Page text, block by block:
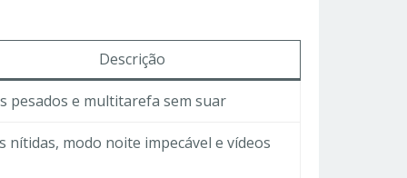
Descrição
pesados e multitarefa sem suar
nítidas, modo noite impecável e vídeos